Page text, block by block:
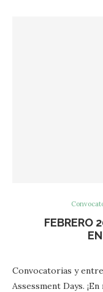
FEBRERO
Convocatorias y
Assessment Days.